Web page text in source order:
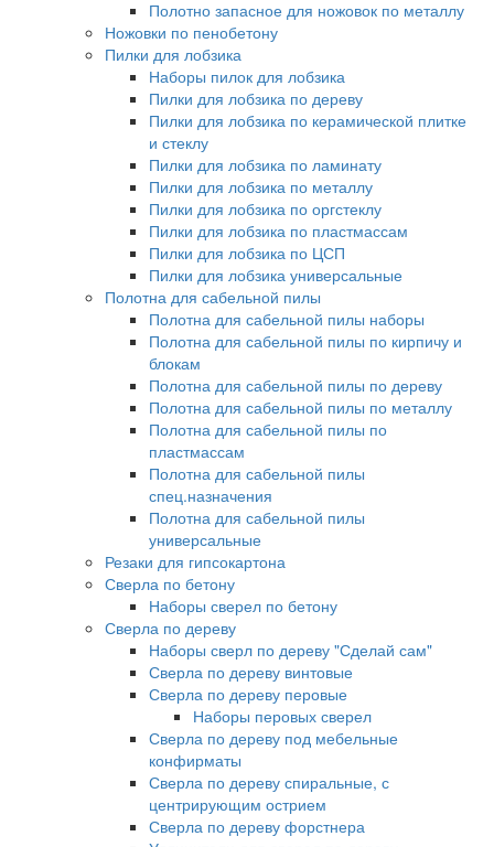
Полотно запасное для ножовок по металлу
Ножовки по пенобетону
Пилки для лобзика
Наборы пилок для лобзика
Пилки для лобзика по дереву
Пилки для лобзика по керамической плитке
и стеклу
Пилки для лобзика по ламинату
Пилки для лобзика по металлу
Пилки для лобзика по оргстеклу
Пилки для лобзика по пластмассам
Пилки для лобзика по ЦСП
Пилки для лобзика универсальные
Полотна для сабельной пилы
Полотна для сабельной пилы наборы
Полотна для сабельной пилы по кирпичу и
блокам
Полотна для сабельной пилы по дереву
Полотна для сабельной пилы по металлу
Полотна для сабельной пилы по
пластмассам
Полотна для сабельной пилы
спец.назначения
Полотна для сабельной пилы
универсальные
Резаки для гипсокартона
Сверла по бетону
Наборы сверел по бетону
Сверла по дереву
Наборы сверл по дереву "Сделай сам"
Сверла по дереву винтовые
Сверла по дереву перовые
Наборы перовых сверел
Сверла по дереву под мебельные
конфирматы
Сверла по дереву спиральные, с
центрирующим острием
Сверла по дереву форстнера